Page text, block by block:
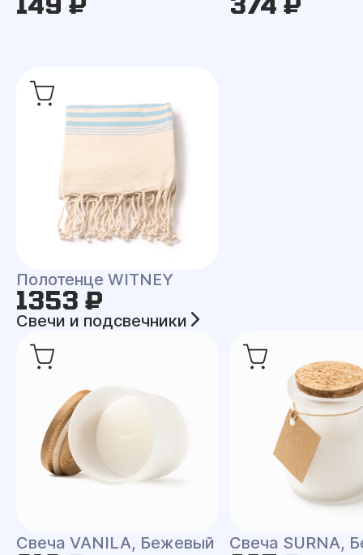
Полотенце WITNEY
1353 ₽
Свечи и подсвечники
Свеча VANILA, Бежевый Свеча SURNA,